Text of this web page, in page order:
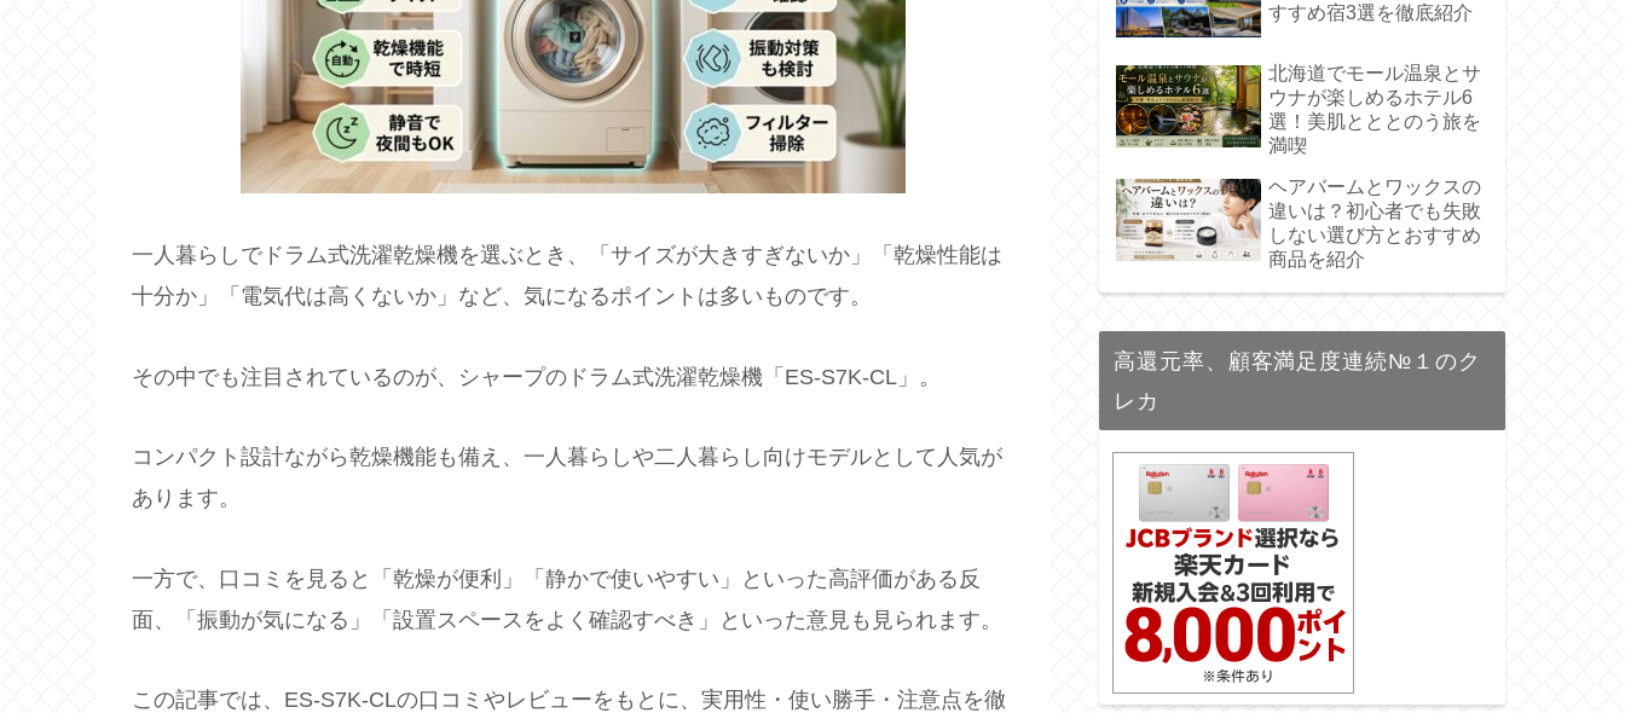
一人暮らしでドラム式洗濯乾燥機を選ぶとき、「サイズが大きすぎないか」「乾燥性能は
十分か」「電気代は高くないか」など、気になるポイントは多いものです。
その中でも注目されているのが、シャープのドラム式洗濯乾燥機「ES-S7K-CL」。
コンパクト設計ながら乾燥機能も備え、一人暮らしや二人暮らし向けモデルとして人気が
あります。
一方で、口コミを見ると「乾燥が便利」「静かで使いやすい」といった高評価がある反
面、「振動が気になる」「設置スペースをよく確認すべき」といった意見も見られます。
この記事では、ES-S7K-CLの口コミやレビューをもとに、実用性・使い勝手・注意点を徹
すすめ宿3選を徹底紹介
北海道でモール温泉とサ
ウナが楽しめるホテル6
選！美肌とととのう旅を
満喫
ヘアバームとワックスの
違いは？初心者でも失敗
しない選び方とおすすめ
商品を紹介
高還元率、顧客満足度連続№１のク
レカ